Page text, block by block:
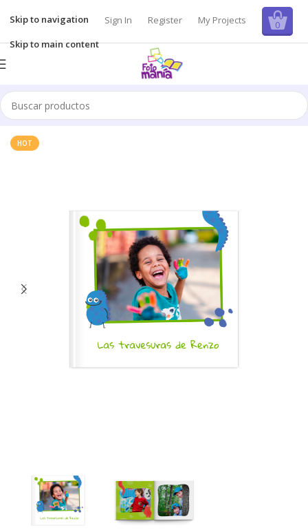
Sign In Register My Projects 0
Skip to navigation
Skip to main content
Inicio/Fotolibros
HOT